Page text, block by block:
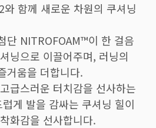
함께 새로운 차원의 쿠셔닝
단 NITROFOAM™이 한 걸음
닝으로 이끌어주며, 러닝의
거움을 더합니다.
급스러운 터치감을 선사하는
게 발을 감싸는 쿠셔닝 힐이
화감을 선사합니다.